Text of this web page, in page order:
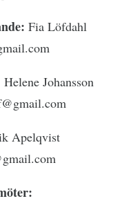
Fia Löfdahl
Helene Johansson
Apelqvist